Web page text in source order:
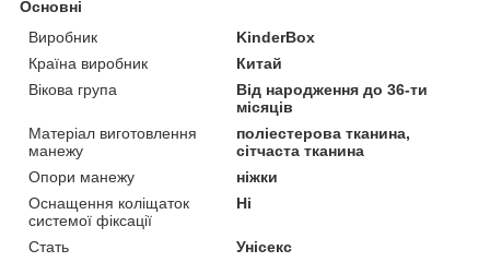
Основні
Виробник
KinderBox
Країна виробник
Китай
Вікова група
Від народження до 36-ти
місяців
Матеріал виготовлення
манежу
поліестерова тканина,
сітчаста тканина
Опори манежу
ніжки
Оснащення коліщаток
системої фіксації
Ні
Стать
Унісекс